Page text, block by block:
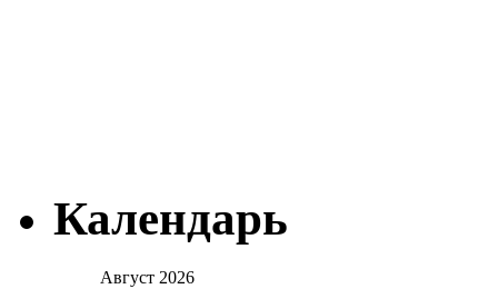
Календарь
Август 2026